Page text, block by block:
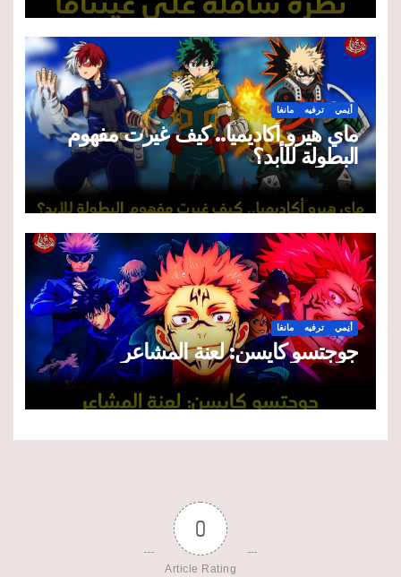
أنِمي ترفيه مانغا
ماي هيرو أكاديميا.. كيف غيرت مفهوم
البطولة للأبد؟
أنِمي ترفيه مانغا
جوجتسو كايسن: لعنة المشاعر
0
Article Rating